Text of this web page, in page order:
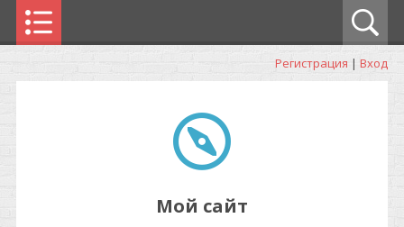
Регистрация | Вход
Мой сайт